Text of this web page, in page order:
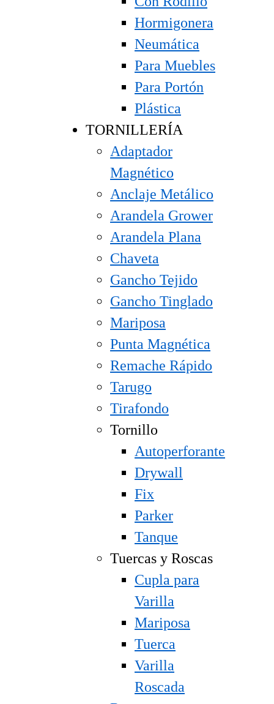
Hormigonera
Neumática
Para Muebles
Para Portón
Plástica
TORNILLERÍA
Adaptador
Magnético
Anclaje Metálico
Arandela Grower
Arandela Plana
Chaveta
Gancho Tejido
Gancho Tinglado
Mariposa
Punta Magnética
Remache Rápido
Tarugo
Tirafondo
Tornillo
Autoperforante
Drywall
Fix
Parker
Tanque
Tuercas y Roscas
Cupla para
Varilla
Mariposa
Tuerca
Varilla
Roscada